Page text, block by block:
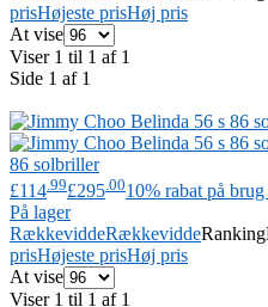
prisHøjeste prisHøj pris
At vise
Viser 1 til 1 af 1
Side 1 af 1
86 solbriller
£114 .99£295 .0010% rabat på
På lager
RækkeviddeRækkeviddeRanking
prisHøjeste prisHøj pris
At vise
Viser 1 til 1 af 1